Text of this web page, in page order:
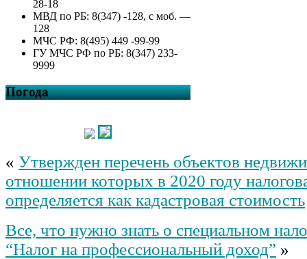
28-18
МВД по РБ: 8(347) -128, с моб. —
128
МЧС РФ: 8(495) 449 -99-99
ГУ МЧС РФ по РБ: 8(347) 233-
9999
Погода
« Утвержден перечень объектов
отношении которых в 2020 году
определяется как кадастровая стоимость
Все, что нужно знать о специальном
“Налог на профессиональный доход” »